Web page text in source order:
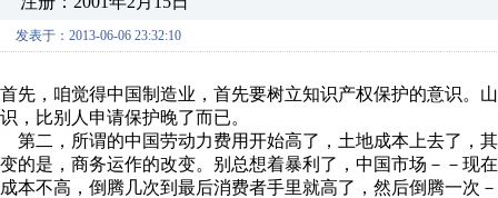
发表于：2013-06-06 23:32:10
首先，咱觉得中国制造业，首先要树立知识产权保护的意识。
识，比别人申请保护晚了而已。
第二，所谓的中国劳动力费用开始高了，土地成本上去了，
变的是，商务运作的改变。别总想着暴利了，中国市场－－现
成本不高，倒腾几次到最后消费者手里就高了，然后倒腾一次